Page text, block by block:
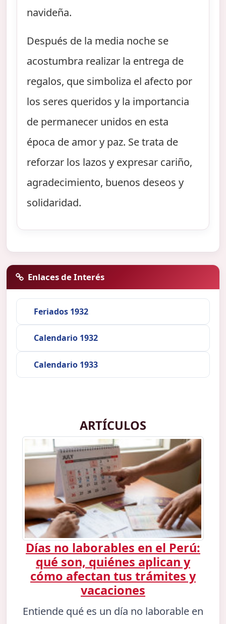
navideña.
Después de la media noche se
acostumbra realizar la entrega de
regalos, que simboliza el afecto por
los seres queridos y la importancia
de permanecer unidos en esta
época de amor y paz. Se trata de
reforzar los lazos y expresar cariño,
agradecimiento, buenos deseos y
solidaridad.
Enlaces de Interés
Feriados 1932
Calendario 1932
Calendario 1933
ARTÍCULOS
Días no laborables en el Perú:
qué son, quiénes aplican y
cómo afectan tus trámites y
vacaciones
Entiende qué es un día no laborable en